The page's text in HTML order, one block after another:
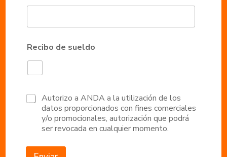
Recibo de sueldo
A
u
i
Autorizo a ANDA a la utilización de los
datos proporcionados con fines comerciales
y/o promocionales, autorización que podrá
ser revocada en cualquier momento.